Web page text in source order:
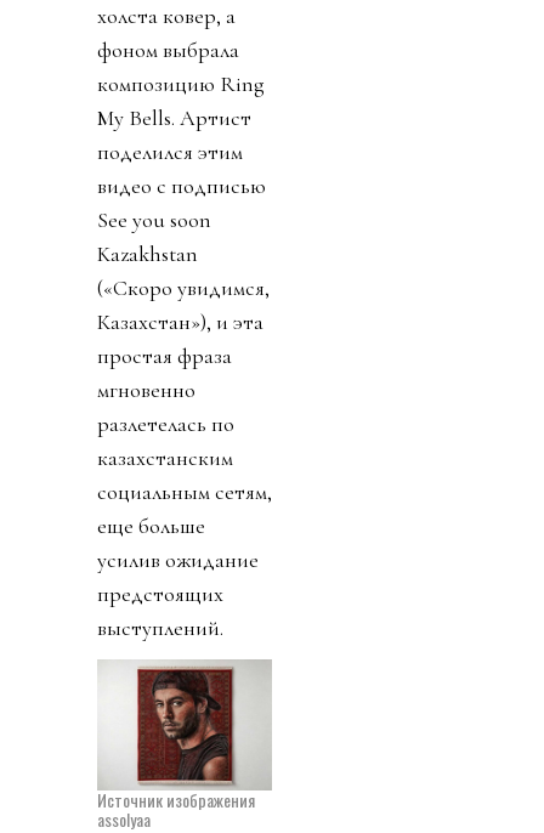
холста ковер, а
фоном выбрала
композицию Ring
My Bells. Артист
поделился этим
видео с подписью
See you soon
Kazakhstan
(«Скоро увидимся,
Казахстан»), и эта
простая фраза
мгновенно
разлетелась по
казахстанским
социальным сетям,
еще больше
усилив ожидание
предстоящих
выступлений.
Источник изображения
assolyaa